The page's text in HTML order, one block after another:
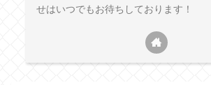
せはいつでもお待ちしております！